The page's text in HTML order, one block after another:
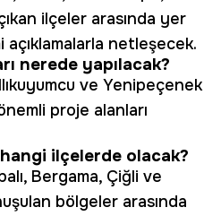
ilçeler arasında yer
açıklamalarla netleşecek.
nerede yapılacak?
ve Yenipeçenek
proje alanları
ilçelerde olacak?
Bergama, Çiğli ve
bölgeler arasında